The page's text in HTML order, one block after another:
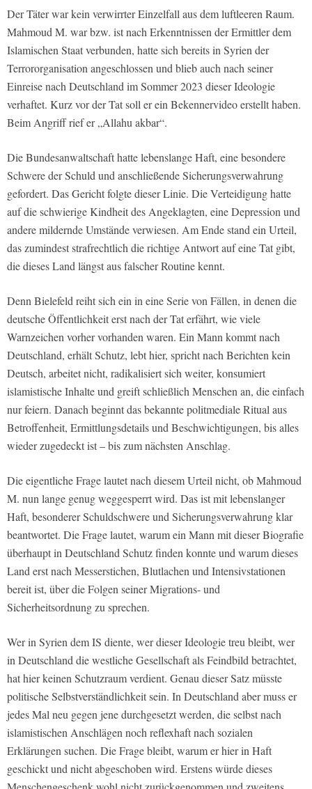
Der Täter war kein verwirrter Einzelfall aus dem luftleeren Raum.
Mahmoud M. war bzw. ist nach Erkenntnissen der Ermittler dem
Islamischen Staat verbunden, hatte sich bereits in Syrien der
Terrororganisation angeschlossen und blieb auch nach seiner
Einreise nach Deutschland im Sommer 2023 dieser Ideologie
verhaftet. Kurz vor der Tat soll er ein Bekennervideo erstellt haben.
Beim Angriff rief er „Allahu akbar“.
Die Bundesanwaltschaft hatte lebenslange Haft, eine besondere
Schwere der Schuld und anschließende Sicherungsverwahrung
gefordert. Das Gericht folgte dieser Linie. Die Verteidigung hatte
auf die schwierige Kindheit des Angeklagten, eine Depression und
andere mildernde Umstände verwiesen. Am Ende stand ein Urteil,
das zumindest strafrechtlich die richtige Antwort auf eine Tat gibt,
die dieses Land längst aus falscher Routine kennt.
Denn Bielefeld reiht sich ein in eine Serie von Fällen, in denen die
deutsche Öffentlichkeit erst nach der Tat erfährt, wie viele
Warnzeichen vorher vorhanden waren. Ein Mann kommt nach
Deutschland, erhält Schutz, lebt hier, spricht nach Berichten kein
Deutsch, arbeitet nicht, radikalisiert sich weiter, konsumiert
islamistische Inhalte und greift schließlich Menschen an, die einfach
nur feiern. Danach beginnt das bekannte politmediale Ritual aus
Betroffenheit, Ermittlungsdetails und Beschwichtigungen, bis alles
wieder zugedeckt ist – bis zum nächsten Anschlag.
Die eigentliche Frage lautet nach diesem Urteil nicht, ob Mahmoud
M. nun lange genug weggesperrt wird. Das ist mit lebenslanger
Haft, besonderer Schuldschwere und Sicherungsverwahrung klar
beantwortet. Die Frage lautet, warum ein Mann mit dieser Biografie
überhaupt in Deutschland Schutz finden konnte und warum dieses
Land erst nach Messerstichen, Blutlachen und Intensivstationen
bereit ist, über die Folgen seiner Migrations- und
Sicherheitsordnung zu sprechen.
Wer in Syrien dem IS diente, wer dieser Ideologie treu bleibt, wer
in Deutschland die westliche Gesellschaft als Feindbild betrachtet,
hat hier keinen Schutzraum verdient. Genau dieser Satz müsste
politische Selbstverständlichkeit sein. In Deutschland aber muss er
jedes Mal neu gegen jene durchgesetzt werden, die selbst nach
islamistischen Anschlägen noch reflexhaft nach sozialen
Erklärungen suchen. Die Frage bleibt, warum er hier in Haft
geschickt und nicht abgeschoben wird. Erstens würde dieses